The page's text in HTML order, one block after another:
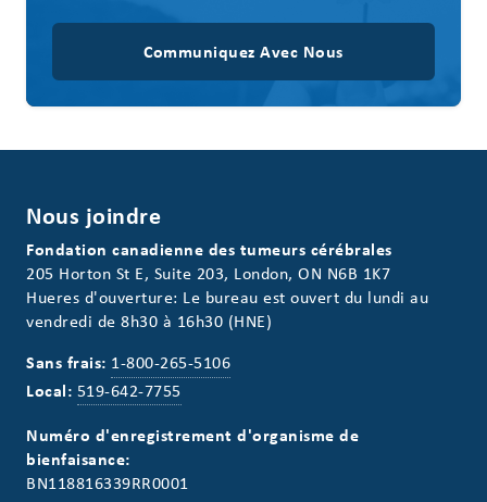
Communiquez Avec Nous
Nous joindre
Fondation canadienne des tumeurs cérébrales
205 Horton St E, Suite 203, London, ON N6B 1K7
Hueres d'ouverture: Le bureau est ouvert du lundi au
vendredi de 8h30 à 16h30 (HNE)
Sans frais: 1-800-265-5106
Local: 519-642-7755
Numéro d'enregistrement d'organisme de
bienfaisance:
BN118816339RR0001